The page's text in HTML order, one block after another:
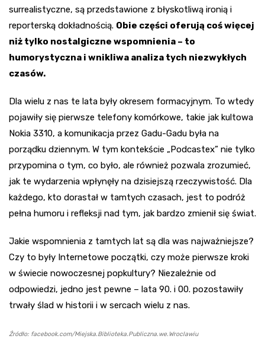
surrealistyczne, są przedstawione z błyskotliwą ironią i
reporterską dokładnością. Obie części oferują coś więcej
niż tylko nostalgiczne wspomnienia – to
humorystyczna i wnikliwa analiza tych niezwykłych
czasów.
Dla wielu z nas te lata były okresem formacyjnym. To wtedy
pojawiły się pierwsze telefony komórkowe, takie jak kultowa
Nokia 3310, a komunikacja przez Gadu-Gadu była na
porządku dziennym. W tym kontekście „Podcastex” nie tylko
przypomina o tym, co było, ale również pozwala zrozumieć,
jak te wydarzenia wpłynęły na dzisiejszą rzeczywistość. Dla
każdego, kto dorastał w tamtych czasach, jest to podróż
pełna humoru i refleksji nad tym, jak bardzo zmienił się świat.
Jakie wspomnienia z tamtych lat są dla was najważniejsze?
Czy to były Internetowe początki, czy może pierwsze kroki
w świecie nowoczesnej popkultury? Niezależnie od
odpowiedzi, jedno jest pewne – lata 90. i 00. pozostawiły
trwały ślad w historii i w sercach wielu z nas.
Źródło: facebook.com/Miejska.Biblioteka.Publiczna.we.Wroclawiu